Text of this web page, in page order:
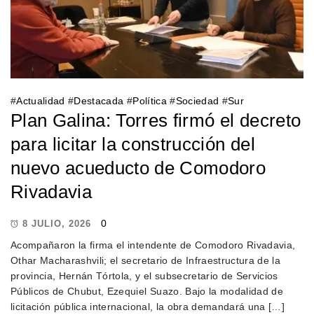
#Actualidad #Destacada #Política #Sociedad #Sur
Plan Galina: Torres firmó el decreto
para licitar la construcción del
nuevo acueducto de Comodoro
Rivadavia
8 JULIO, 2026
0
Acompañaron la firma el intendente de Comodoro Rivadavia,
Othar Macharashvili; el secretario de Infraestructura de la
provincia, Hernán Tórtola, y el subsecretario de Servicios
Públicos de Chubut, Ezequiel Suazo. Bajo la modalidad de
licitación pública internacional, la obra demandará una […]